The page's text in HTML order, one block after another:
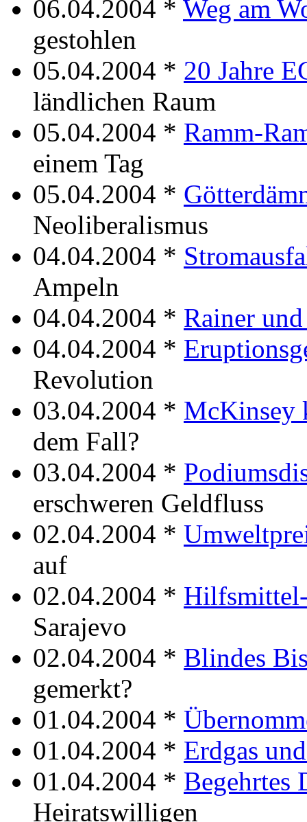
06.04.2004 * Weg am
gestohlen
05.04.2004 * 20 Jahre
ländlichen Raum
05.04.2004 * Ramm-
einem Tag
05.04.2004 *
Neoliberalismus
04.04.2004 *
Ampeln
04.04.2004 * Rainer
04.04.2004 *
Revolution
03.04.2004 * McKinsey
dem Fall?
03.04.2004 *
erschweren Geldfluss
02.04.2004 *
auf
02.04.2004 *
Sarajevo
02.04.2004 * Blindes
gemerkt?
01.04.2004 *
01.04.2004 * Erdgas
01.04.2004 * Begehrtes
Heiratswilligen